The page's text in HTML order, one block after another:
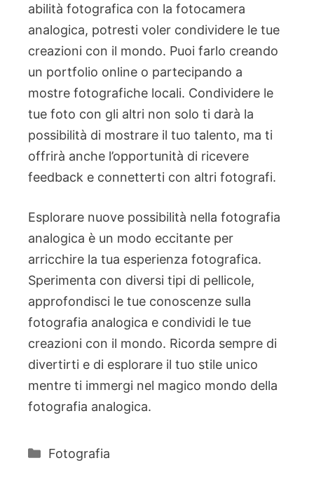
abilità fotografica con la fotocamera
analogica, potresti voler condividere le tue
creazioni con il mondo. Puoi farlo creando
un portfolio online o partecipando a
mostre fotografiche locali. Condividere le
tue foto con gli altri non solo ti darà la
possibilità di mostrare il tuo talento, ma ti
offrirà anche l’opportunità di ricevere
feedback e connetterti con altri fotografi.
Esplorare nuove possibilità nella fotografia
analogica è un modo eccitante per
arricchire la tua esperienza fotografica.
Sperimenta con diversi tipi di pellicole,
approfondisci le tue conoscenze sulla
fotografia analogica e condividi le tue
creazioni con il mondo. Ricorda sempre di
divertirti e di esplorare il tuo stile unico
mentre ti immergi nel magico mondo della
fotografia analogica.
Categorie
Fotografia